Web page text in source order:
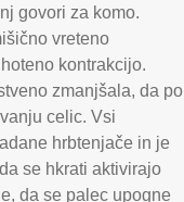
govori za komo.
vreteno
kontrakcijo.
zmanjšala,da po
celic. Vsi
hrbtenjače in je
da se hkrati aktivirajo
,da se palec upogne